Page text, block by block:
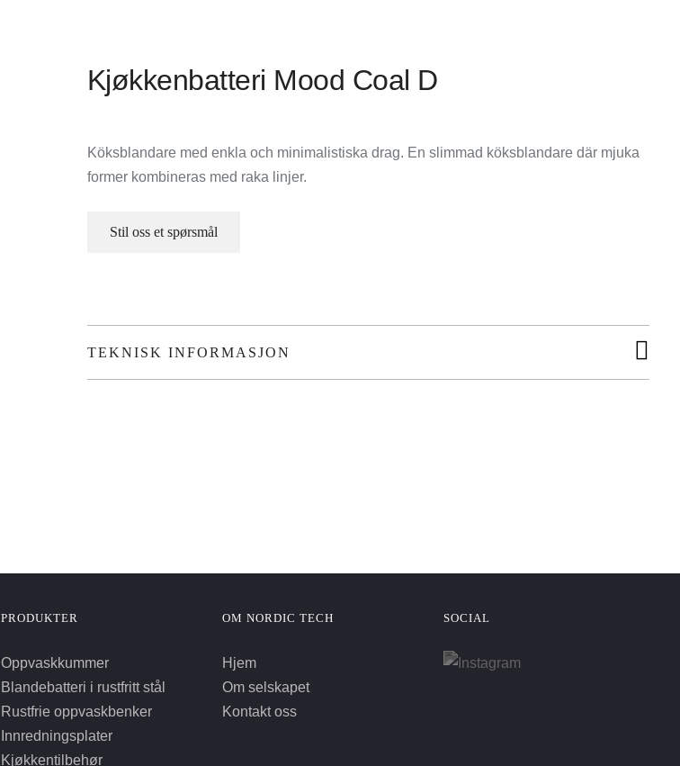
Kjøkkenbatteri Mood Coal D
Köksblandare med enkla och minimalistiska drag. En slimmad köksblandare där mjuka
former kombineras med raka linjer.
Stil oss et spørsmål
TEKNISK INFORMASJON
PRODUKTER
Oppvaskkummer
Blandebatteri i rustfritt stål
Rustfrie oppvaskbenker
Innredningsplater
Kjøkkentilbehør
OM NORDIC TECH
Hjem
Om selskapet
Kontakt oss
SOCIAL